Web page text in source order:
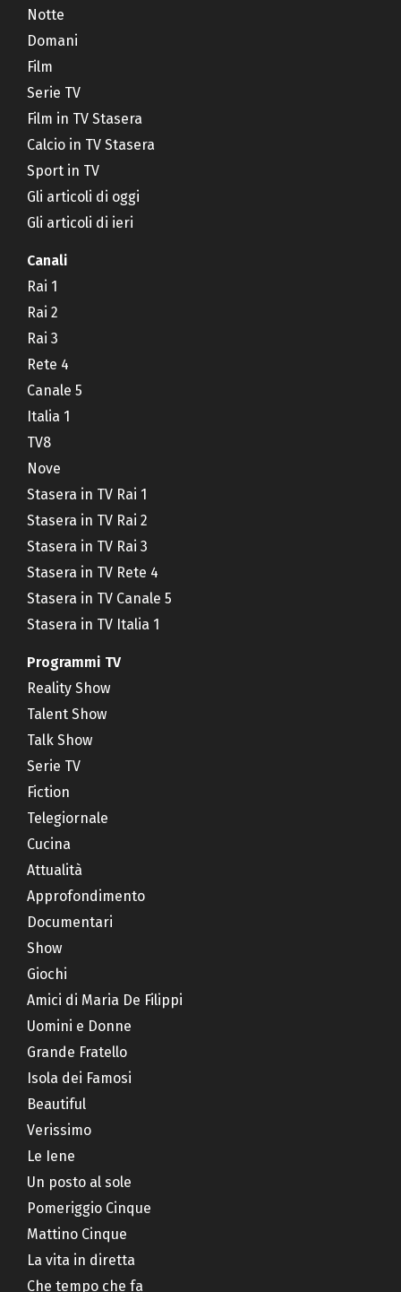
Notte
Domani
Film
Serie TV
Film in TV Stasera
Calcio in TV Stasera
Sport in TV
Gli articoli di oggi
Gli articoli di ieri
Canali
Rai 1
Rai 2
Rai 3
Rete 4
Canale 5
Italia 1
TV8
Nove
Stasera in TV Rai 1
Stasera in TV Rai 2
Stasera in TV Rai 3
Stasera in TV Rete 4
Stasera in TV Canale 5
Stasera in TV Italia 1
Programmi TV
Reality Show
Talent Show
Talk Show
Serie TV
Fiction
Telegiornale
Cucina
Attualità
Approfondimento
Documentari
Show
Giochi
Amici di Maria De Filippi
Uomini e Donne
Grande Fratello
Isola dei Famosi
Beautiful
Verissimo
Le Iene
Un posto al sole
Pomeriggio Cinque
Mattino Cinque
La vita in diretta
Che tempo che fa